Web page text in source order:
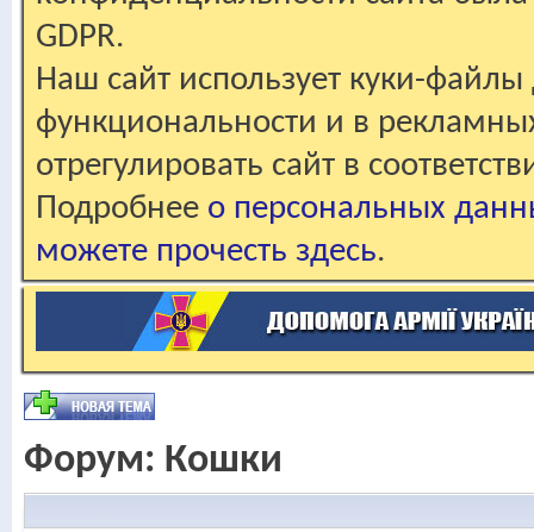
GDPR.
Наш сайт использует куки-файлы
функциональности и в
отрегулировать сайт в
Подробнее о персональных
можете прочесть здесь.
Форум: Кошки